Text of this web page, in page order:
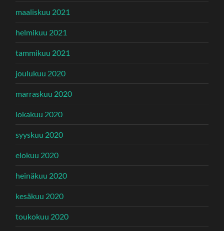
maaliskuu 2021
helmikuu 2021
tammikuu 2021
joulukuu 2020
marraskuu 2020
lokakuu 2020
syyskuu 2020
elokuu 2020
heinäkuu 2020
kesäkuu 2020
toukokuu 2020